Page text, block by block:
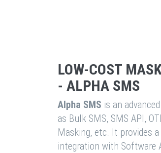
LOW-COST
- ALPHA SMS
Alpha SMS is an
as Bulk SMS, SMS API,
Masking, etc. It provides
integration with Software